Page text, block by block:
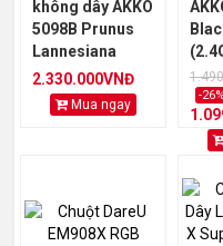
không dây AKKO
5098B Prunus
Lannesiana
(RGB / Hotswap /
Akko V3 Piano
Pro)
2.330.000VNĐ
Mua ngay
sw
-